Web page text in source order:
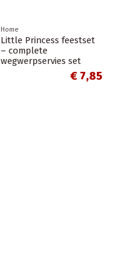
Home
Little Princess feestset
– complete
wegwerpservies set
€ 7,85